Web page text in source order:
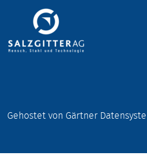
Gehostet von Gärtner